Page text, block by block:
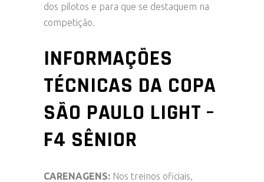
dos pilotos e para que se destaquem na
competição.
INFORMAÇÕES
TÉCNICAS DA COPA
SÃO PAULO LIGHT –
F4 SÊNIOR
CARENAGENS: Nos treinos oficiais,